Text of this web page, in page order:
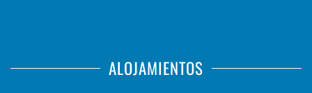
ALOJAMIENTOS